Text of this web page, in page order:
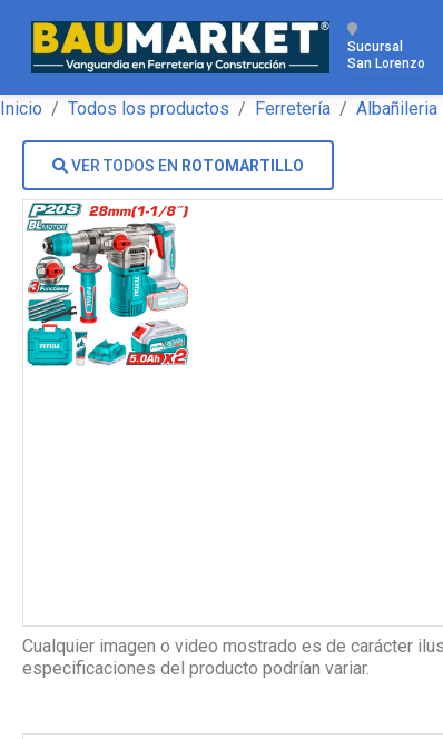
Sucursal
San Lorenzo
Inicio Todos los productos Ferretería Albañileria
VER TODOS EN ROTOMARTILLO
Cualquier imagen o video mostrado es de carácter
especificaciones del producto podrían variar.